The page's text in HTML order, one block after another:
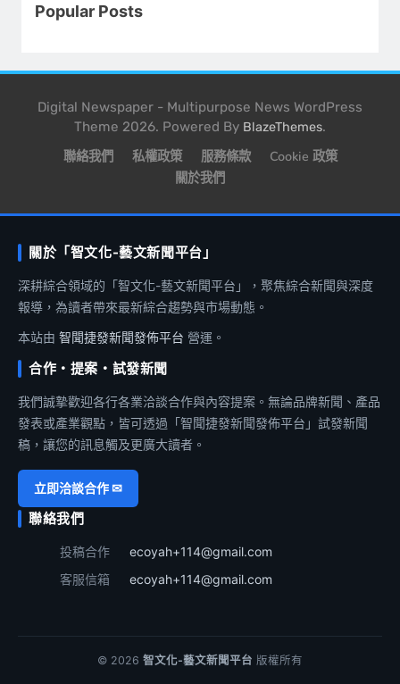
Popular Posts
Digital Newspaper - Multipurpose News WordPress
Theme 2026. Powered By BlazeThemes.
聯絡我們 私權政策 服務條款
Cookie 政策
關於我們
關於「智文化-藝文新聞平台」
深耕綜合領域的「智文化-藝文新聞平台」，聚焦綜合新聞與深度
報導，為讀者帶來最新綜合趨勢與市場動態。
本站由 智聞捷發新聞發佈平台 營運。
合作・提案・試發新聞
我們誠摯歡迎各行各業洽談合作與內容提案。無論品牌新聞、產品
發表或產業觀點，皆可透過「智聞捷發新聞發佈平台」試發新聞
稿，讓您的訊息觸及更廣大讀者。
立即洽談合作 ✉
聯絡我們
投稿合作
ecoyah+114@gmail.com
客服信箱
ecoyah+114@gmail.com
© 2026 智文化-藝文新聞平台 版權所有